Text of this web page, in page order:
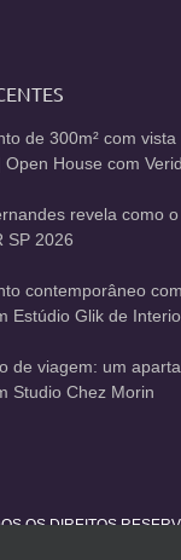
de 300m² com
Open House com
revela como
SP 2026
contemporâneo
Estúdio Glik de
de viagem: um
Studio Chez Morin
OS DIREITOS